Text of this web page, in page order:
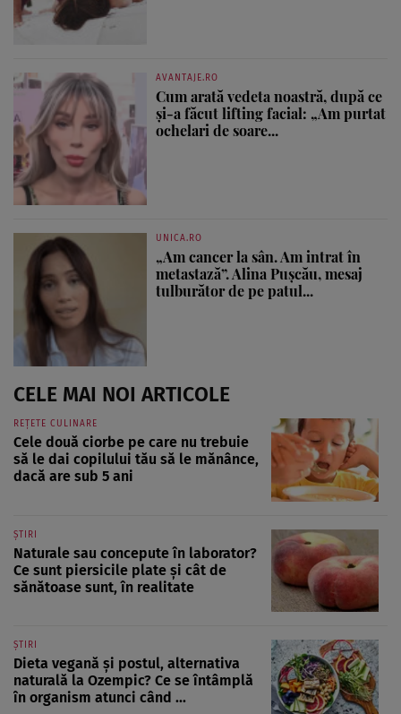
AVANTAJE.RO
Cum arată vedeta noastră, după ce
și-a făcut lifting facial: „Am purtat
ochelari de soare...
UNICA.RO
„Am cancer la sân. Am intrat în
metastază”. Alina Pușcău, mesaj
tulburător de pe patul...
CELE MAI NOI ARTICOLE
REȚETE CULINARE
Cele două ciorbe pe care nu trebuie
să le dai copilului tău să le mănânce,
dacă are sub 5 ani
ȘTIRI
Naturale sau concepute în laborator?
Ce sunt piersicile plate și cât de
sănătoase sunt, în realitate
ȘTIRI
Dieta vegană și postul, alternativa
naturală la Ozempic? Ce se întâmplă
în organism atunci când ...